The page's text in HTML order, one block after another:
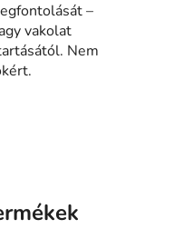
–
vakolat
Nem